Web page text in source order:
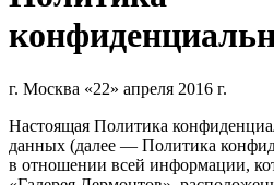
г. Москва «22» апреля 2016 г.
Настоящая Политика
данных (далее — Политика
в отношении всей информации,